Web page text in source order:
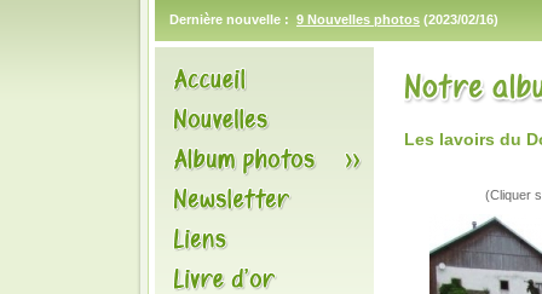
Dernière nouvelle : 9 Nouvelles photos (2023/02/16)
Les lavoirs du
(Cliquer